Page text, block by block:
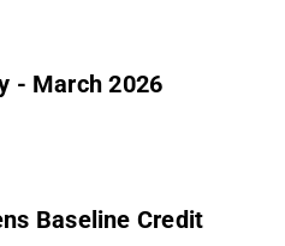
- March 2026
Baseline Credit